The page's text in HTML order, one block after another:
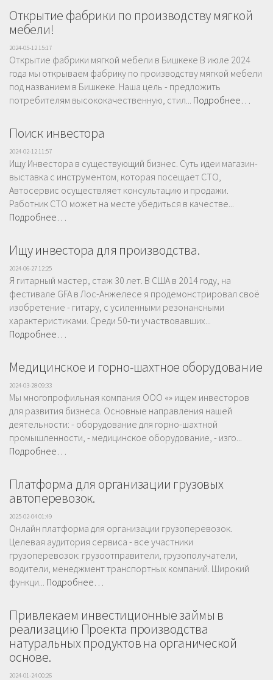
Открытие фабрики по производству мягкой
мебели!
2024-05-12 15:17
Открытие фабрики мягкой мебели в Бишкеке В июле 2024
года мы открываем фабрику по производству мягкой мебели
под названием в Бишкеке. Наша цель - предложить
потребителям высококачественную, стил... Подробнее…
Поиск инвестора
2024-02-12 11:57
Ищу Инвестора в существующий бизнес. Суть идеи магазин-
выставка с инструментом, которая посещает СТО,
Автосервис осуществляет консультацию и продажи.
Работник СТО может на месте убедиться в качестве...
Подробнее…
Ищу инвестора для производства.
2024-06-27 12:25
Я гитарный мастер, стаж 30 лет. В США в 2014 году, на
фестивале GFA в Лос-Анжелесе я продемонстрировал своё
изобретение - гитару, с усиленными резонансными
характеристиками. Среди 50-ти участвовавших...
Подробнее…
Медицинское и горно-шахтное оборудование
2024-03-28 09:33
Мы многопрофильная компания ООО «» ищем инвесторов
для развития бизнеса. Основные направления нашей
деятельности: - оборудование для горно-шахтной
промышленности, - медицинское оборудование, - изго...
Подробнее…
Платформа для организации грузовых
автоперевозок.
2025-02-04 01:49
Онлайн платформа для организации грузоперевозок.
Целевая аудитория сервиса - все участники
грузоперевозок: грузоотправители, грузополучатели,
водители, менеджмент транспортных компаний. Широкий
функци... Подробнее…
Привлекаем инвестиционные займы в
реализацию Проекта производства
натуральных продуктов на органической
основе.
2024-01-24 00:26